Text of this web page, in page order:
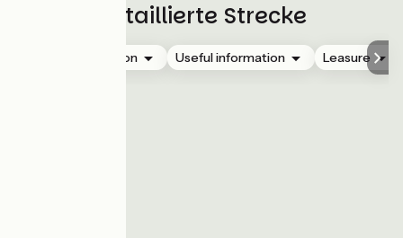
Detaillierte Strecke
Accommodation Useful information Leasure